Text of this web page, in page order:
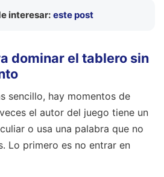
interesar: este post
dominar el tablero sin
sencillo, hay momentos de
el autor del juego tiene un
o usa una palabra que no
Lo primero es no entrar en